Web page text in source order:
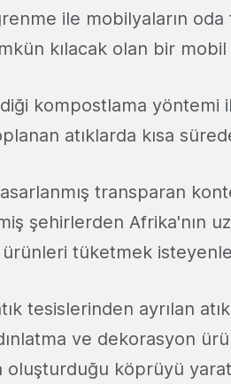
ile mobilyaların
kılacak olan bir
kompostlama yöntemi
atıklarda kısa
transparan
şehirlerden Afrika'nın
ürünleri tüketmek
tesislerinden ayrılan
ve dekorasyon
oluşturduğu köprüyü